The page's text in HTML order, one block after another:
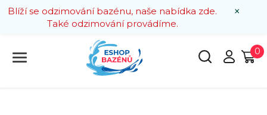
×
Blíží se odzimování bazénu, naše nabídka zde.
Také odzimování provádíme.
0